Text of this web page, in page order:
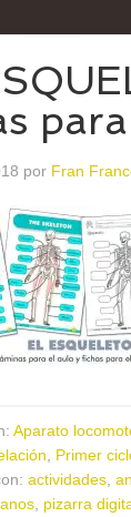
por Fran
Aparato
Primer
actividades
pizarra